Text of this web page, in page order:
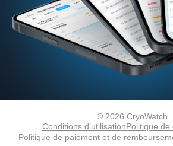
© 2026 CryoWatch.
Conditions d’utilisationPolitique de
Politique de paiement et de